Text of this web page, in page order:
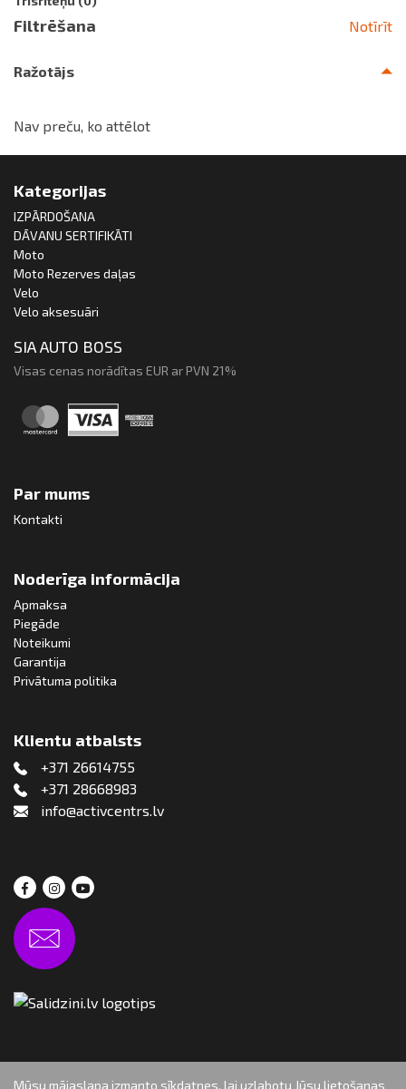
Filtrēšana Notīrīt
Ražotājs
Nav preču, ko attēlot
Kategorijas
IZPĀRDOŠANA
DĀVANU SERTIFIKĀTI
Moto
Moto Rezerves daļas
Velo
Velo aksesuāri
SIA AUTO BOSS
Visas cenas norādītas EUR ar PVN 21%
Par mums
Kontakti
Noderīga informācija
Apmaksa
Piegāde
Noteikumi
Garantija
Privātuma politika
Klientu atbalsts
+371 26614755
+371 28668983
info@activcentrs.lv
Mūsu mājaslapa izmanto sīkdatnes, lai uzlabotu Jūsu lietošanas